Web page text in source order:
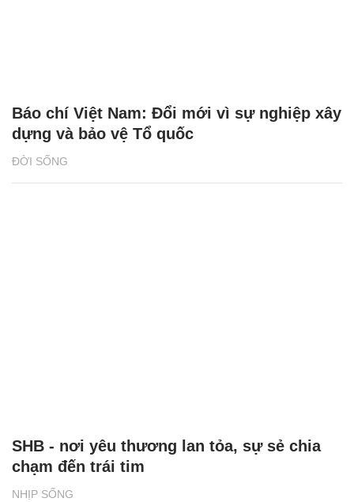
ĐỜI SỐNG
Báo chí Việt Nam: Đổi mới vì sự nghiệp xây
dựng và bảo vệ Tổ quốc
NHỊP SỐNG
SHB - nơi yêu thương lan tỏa, sự sẻ chia
chạm đến trái tim